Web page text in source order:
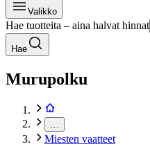
Valikko
Hae tuotteita – aina halvat hinnat
Hae
Murupolku
Miesten vaatteet